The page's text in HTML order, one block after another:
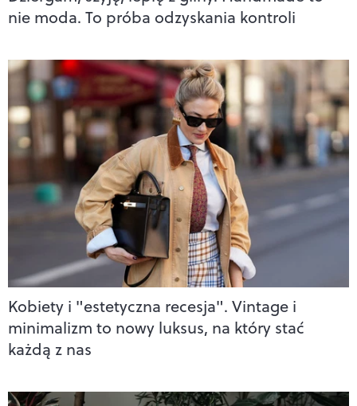
nie moda. To próba odzyskania kontroli
Kobiety i "estetyczna recesja". Vintage i
minimalizm to nowy luksus, na który stać
każdą z nas